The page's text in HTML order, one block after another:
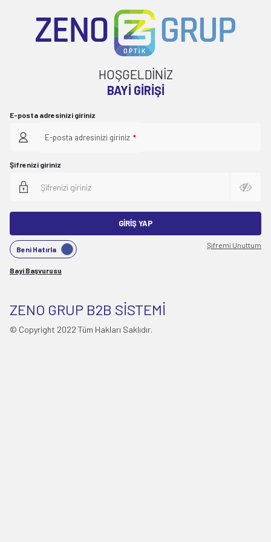
HOŞGELDİNİZ
BAYI GIRIŞI
E-posta adresinizi giriniz
E-posta adresinizi giriniz *
Şifrenizi giriniz
GIRIŞ YAP
Beni Hatırla Şifremi Unuttum
Bayi Başvurusu
ZENO GRUP B2B SİSTEMİ
© Copyright 2022 Tüm Hakları Saklıdır.